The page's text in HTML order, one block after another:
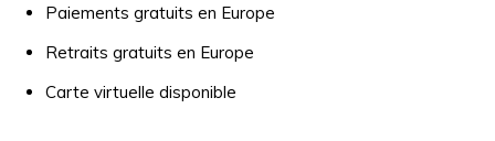
Paiements gratuits en Europe
Retraits gratuits en Europe
Carte virtuelle disponible